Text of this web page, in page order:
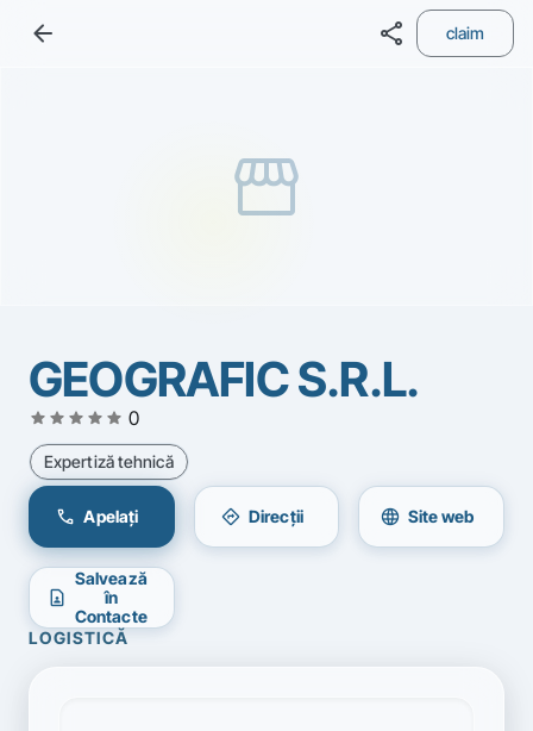
arrow_back share claim
storefront
GEOGRAFIC S.R.L.
star star star star star 0
Expertiză tehnică
call Apelați directions Direcții language Site web
contact_page
Salvează
în
Contacte
LOGISTICĂ